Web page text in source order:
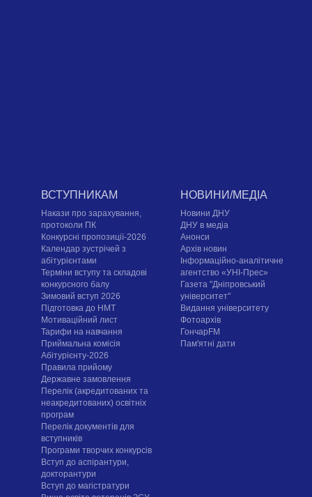
ВСТУПНИКАМ
Накази про зарахування,
протоколи ПК
Конкурсні пропозиції-2026
Календар зустрічей з
абітурієнтами
Терміни вступу та складові
конкурсного балу
Зимовий вступ 2026
Підготовка до НМТ
Мотиваційний лист
Тарифи на навчання
Приймальна комісія
Абітурієнту-2026
Правила прийому
Державне замовлення
Перелік (акредитованих та
неакредитованих) освітніх
програм
Перелік документів для
вступників
Програми творчих конкурсiв
Вступ до аспірантури,
докторантури
Вступ до магістратури
НОВИНИ/МЕДІА
Новини ДНУ
ДНУ в медіа
Анонси
Архів новин
Інформаційно-аналітичне
агентство «УНІ-Прес»
Газета "Дніпровський
університет"
Видання університету
Фотоархів
ГончарFM
Пам'ятні дати